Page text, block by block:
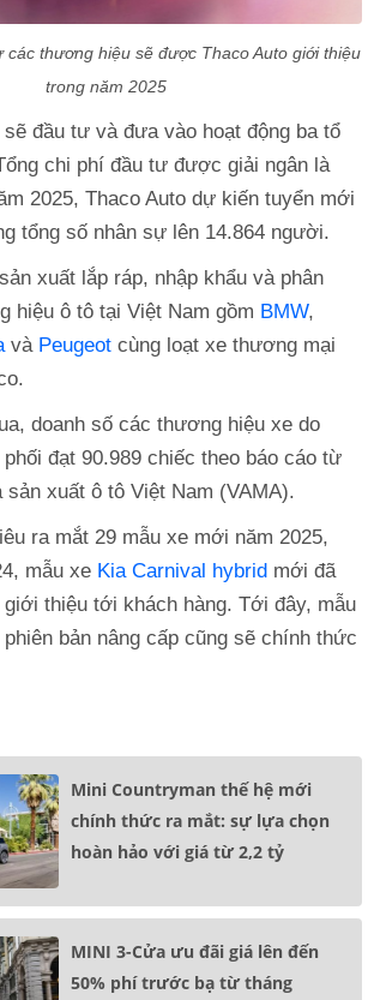
các thương hiệu sẽ được Thaco Auto giới thiệu
trong năm 2025
đầu tư và đưa vào hoạt động ba tổ
chi phí đầu tư được giải ngân là
2025, Thaco Auto dự kiến tuyển mới
tổng số nhân sự lên 14.864 người.
xuất lắp ráp, nhập khẩu và phân
hiệu ô tô tại Việt Nam gồm BMW,
và Peugeot cùng loạt xe thương mại
doanh số các thương hiệu xe do
đạt 90.989 chiếc theo báo cáo từ
sản xuất ô tô Việt Nam (VAMA).
ra mắt 29 mẫu xe mới năm 2025,
mẫu xe Kia Carnival hybrid mới đã
thiệu tới khách hàng. Tới đây, mẫu
phiên bản nâng cấp cũng sẽ chính thức
Mini Countryman thế hệ mới
chính thức ra mắt: sự lựa chọn
hoàn hảo với giá từ 2,2 tỷ
MINI 3-Cửa ưu đãi giá lên đến
50% phí trước bạ từ tháng